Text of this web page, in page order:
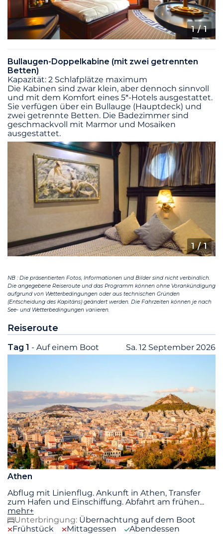
1/ 1
Bullaugen-Doppelkabine (mit zwei getrennten
Betten)
Kapazität: 2 Schlafplätze maximum
Die Kabinen sind zwar klein, aber dennoch sinnvoll
und mit dem Komfort eines 5*-Hotels ausgestattet.
Sie verfügen über ein Bullauge (Hauptdeck) und
zwei getrennte Betten. Die Badezimmer sind
geschmackvoll mit Marmor und Mosaiken
ausgestattet.
1/ 1
NB : Die präsentierten Fotos, Informationen und Bilder sind nicht verbindlich.
Die angegebene Reiseroute und das Programm können ohne Vorankündigung
aufgrund von Wetterbedingungen oder aus technischen Gründen
(Entscheidung des Kapitäns) geändert werden. Die Fahrzeiten können je nach
See- und Wetterbedingungen variieren.
Reiseroute
Tag 1 - Auf einem Boot Sa. 12 September 2026
Athen
Abflug mit Linienflug. Ankunft in Athen, Transfer
zum Hafen und Einschiffung. Abfahrt am frühen...
mehr+
Unterbringung: Übernachtung auf dem Boot
Frühstück
Mittagessen Abendessen